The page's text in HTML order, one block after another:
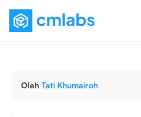
Oleh Tati Khumairoh